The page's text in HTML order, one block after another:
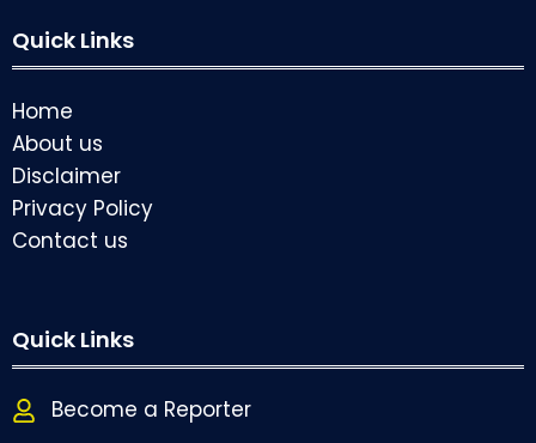
Quick Links
Home
About us
Disclaimer
Privacy Policy
Contact us
Quick Links
Become a Reporter